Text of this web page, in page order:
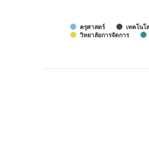
ครุศาสตร์ เทคโนโ
วิทยาลัยการจัดการ